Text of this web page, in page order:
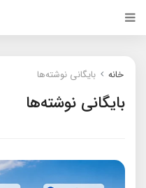
خانه بایگانی نوشته‌ها
بایگانی نوشته‌ها